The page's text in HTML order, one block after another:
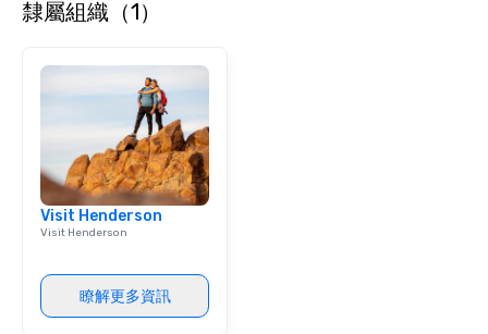
隸屬組織（1）
Visit Henderson
Visit Henderson
瞭解更多資訊